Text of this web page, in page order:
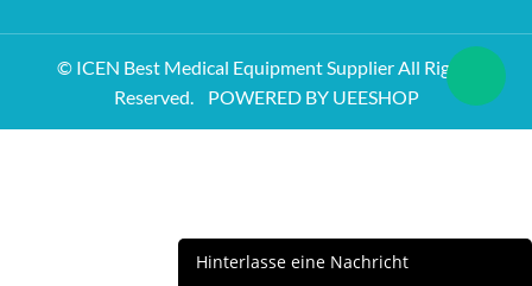
© ICEN Best Medical Equipment Supplier All Rights
Reserved. POWERED BY UEESHOP
Hinterlasse eine Nachricht